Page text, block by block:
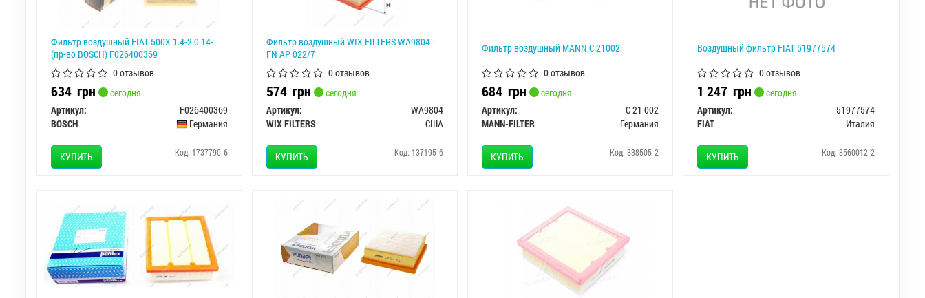
Фильтр воздушный FIAT 500X 1.4-2.0 14-
(пр-во BOSCH) F026400369
0 отзывов
634 грн
сегодня
Артикул:
F026400369
BOSCH
Германия
КУПИТЬ Код: 1737790-6
Фильтр воздушный WIX FILTERS WA9804 =
FN AP 022/7
0 отзывов
574 грн
сегодня
Артикул:
WA9804
WIX FILTERS
США
КУПИТЬ Код: 137195-6
Фильтр воздушный MANN C 21002
0 отзывов
684 грн
сегодня
Артикул:
C 21 002
MANN-FILTER
Германия
КУПИТЬ Код: 338505-2
Воздушный фильтр FIAT 51977574
0 отзывов
1 247грн
сегодня
Артикул:
51977574
FIAT
Италия
КУПИТЬ Код: 3560012-2